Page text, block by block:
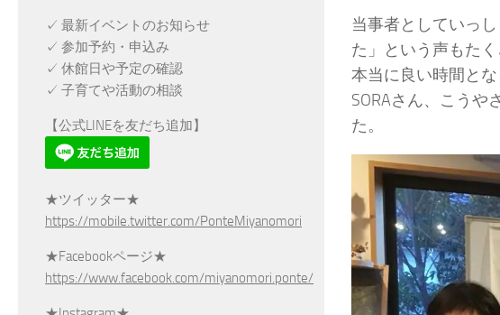
当事者としていっ
た」という声もたく
本当に良い時間とな
SORAさん、こうや
た。
✓ 最新イベントのお知らせ
✓ 参加予約・申込み
✓ 休館日や予定の確認
✓ 子育てや活動の相談
【公式LINEを友だち追加】
★ツイッター★
https://mobile.twitter.com/PonteMiyanomori
★Facebookページ★
https://www.facebook.com/miyanomori.ponte/